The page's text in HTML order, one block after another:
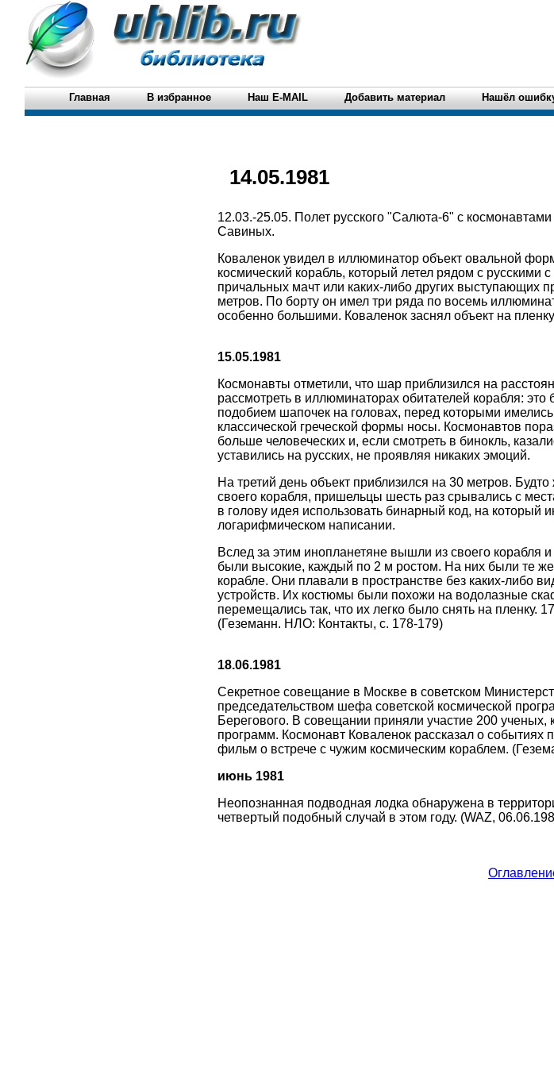
Главная В избранное Наш E-MAIL Добавить материал Нашёл
14.05.1981
12.03.-25.05. Полет русского "Салюта-6" с
Савиных.
Коваленок увидел в иллюминатор объект овальной
космический корабль, который летел рядом с русскими
причальных мачт или каких-либо других выступающих
метров. По борту он имел три ряда по восемь
особенно большими. Коваленок заснял объект на
15.05.1981
Космонавты отметили, что шар приблизился на
рассмотреть в иллюминаторах обитателей корабля:
подобием шапочек на головах, перед которыми
классической греческой формы носы. Космонавтов
больше человеческих и, если смотреть в бинокль,
уставились на русских, не проявляя никаких эмоций.
На третий день объект приблизился на 30 метров.
своего корабля, пришельцы шесть раз срывались с
в голову идея использовать бинарный код, на который
логарифмическом написании.
Вслед за этим инопланетяне вышли из своего корабля
были высокие, каждый по 2 м ростом. На них были те
корабле. Они плавали в пространстве без каких-либо
устройств. Их костюмы были похожи на водолазные
перемещались так, что их легко было снять на пленку.
(Геземанн. НЛО: Контакты, с. 178-179)
18.06.1981
Секретное совещание в Москве в советском
председательством шефа советской космической
Берегового. В совещании приняли участие 200 ученых,
программ. Космонавт Коваленок рассказал о
фильм о встрече с чужим космическим кораблем.
июнь 1981
Неопознанная подводная лодка обнаружена в
четвертый подобный случай в этом году. (WAZ,